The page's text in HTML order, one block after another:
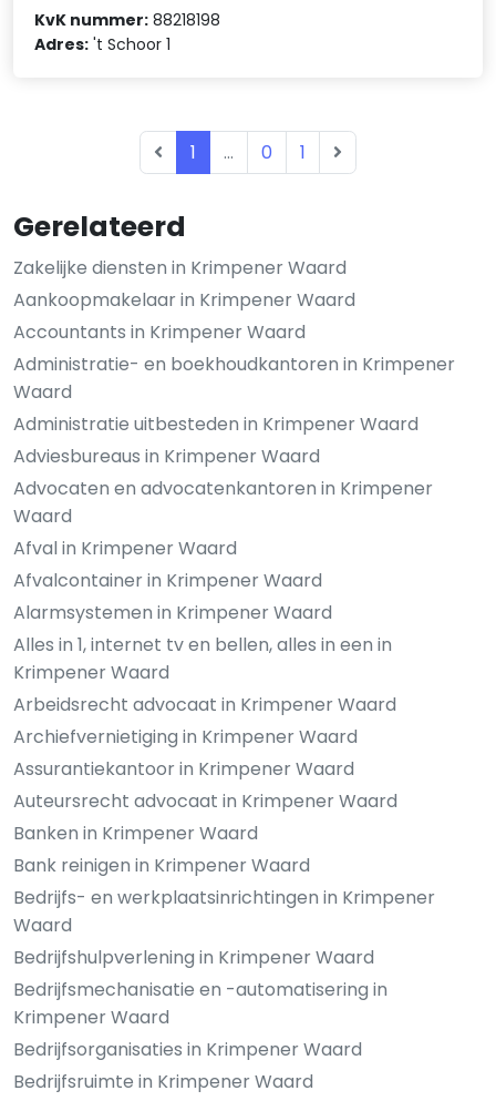
Gerelateerd
Zakelijke diensten in Krimpener Waard
Aankoopmakelaar in Krimpener Waard
Accountants in Krimpener Waard
Administratie- en boekhoudkantoren in Krimpener
Waard
Administratie uitbesteden in Krimpener Waard
Adviesbureaus in Krimpener Waard
Advocaten en advocatenkantoren in Krimpener
Waard
Afval in Krimpener Waard
Afvalcontainer in Krimpener Waard
Alarmsystemen in Krimpener Waard
Alles in 1, internet tv en bellen, alles in een in
Krimpener Waard
Arbeidsrecht advocaat in Krimpener Waard
Archiefvernietiging in Krimpener Waard
Assurantiekantoor in Krimpener Waard
Auteursrecht advocaat in Krimpener Waard
Banken in Krimpener Waard
Bank reinigen in Krimpener Waard
Bedrijfs- en werkplaatsinrichtingen in Krimpener
Waard
Bedrijfshulpverlening in Krimpener Waard
Bedrijfsmechanisatie en -automatisering in
Krimpener Waard
Bedrijfsorganisaties in Krimpener Waard
Bedrijfsruimte in Krimpener Waard
KvK nummer: 88218198
Adres: 't Schoor 1
1 ... 0 1